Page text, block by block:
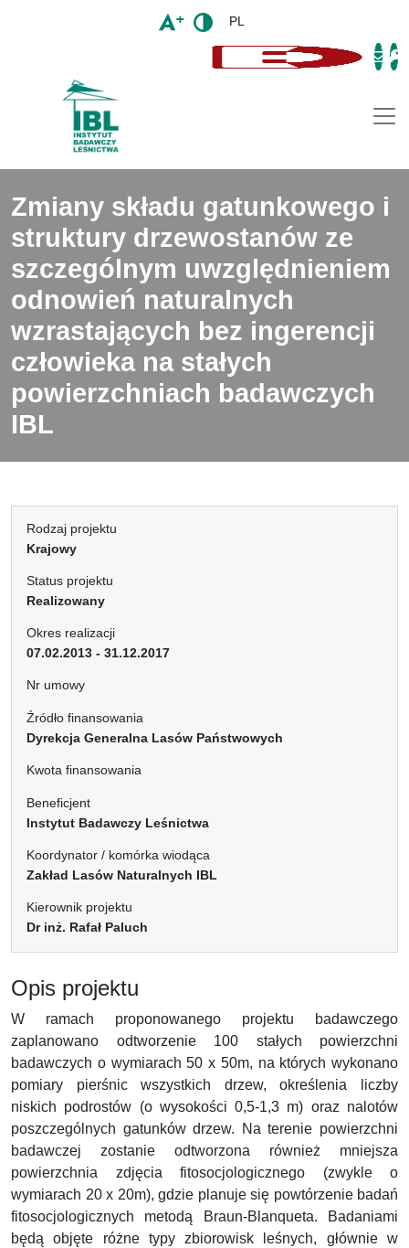
PL
Zmiany składu gatunkowego i
struktury drzewostanów ze
szczególnym uwzględnieniem
odnowień naturalnych
wzrastających bez ingerencji
człowieka na stałych
powierzchniach badawczych
IBL
Rodzaj projektu
Krajowy
Status projektu
Realizowany
Okres realizacji
07.02.2013 - 31.12.2017
Nr umowy
Źródło finansowania
Dyrekcja Generalna Lasów Państwowych
Kwota finansowania
Beneficjent
Instytut Badawczy Leśnictwa
Koordynator / komórka wiodąca
Zakład Lasów Naturalnych IBL
Kierownik projektu
Dr inż. Rafał Paluch
Opis projektu
W ramach proponowanego projektu badawczego
zaplanowano odtworzenie 100 stałych powierzchni
badawczych o wymiarach 50 x 50m, na których wykonano
pomiary pierśnic wszystkich drzew, określenia liczby
niskich podrostów (o wysokości 0,5-1,3 m) oraz nalotów
poszczególnych gatunków drzew. Na terenie powierzchni
badawczej zostanie odtworzona również mniejsza
powierzchnia zdjęcia fitosocjologicznego (zwykle o
wymiarach 20 x 20m), gdzie planuje się powtórzenie badań
fitosocjologicznych metodą Braun-Blanqueta. Badaniami
będą objęte różne typy zbiorowisk leśnych, głównie w